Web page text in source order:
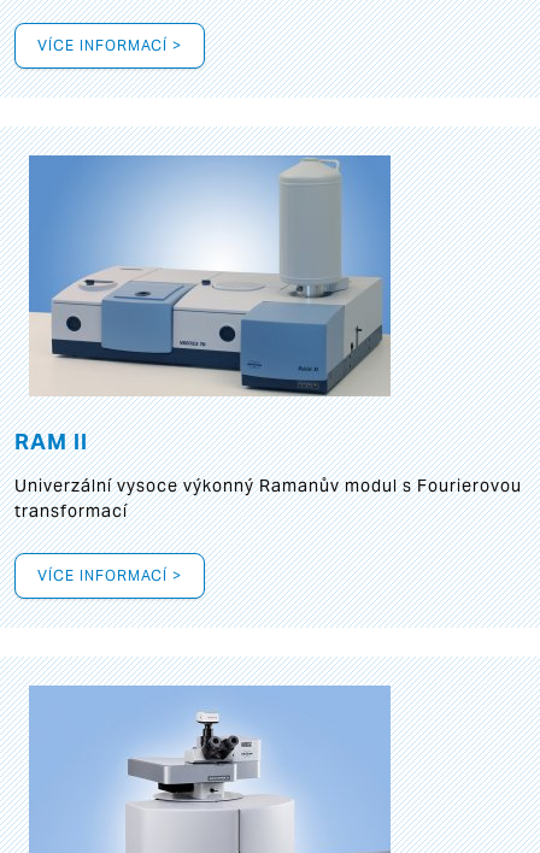
VÍCE INFORMACÍ >
RAM II
Univerzální vysoce výkonný Ramanův modul s Fourierovou
transformací
VÍCE INFORMACÍ >